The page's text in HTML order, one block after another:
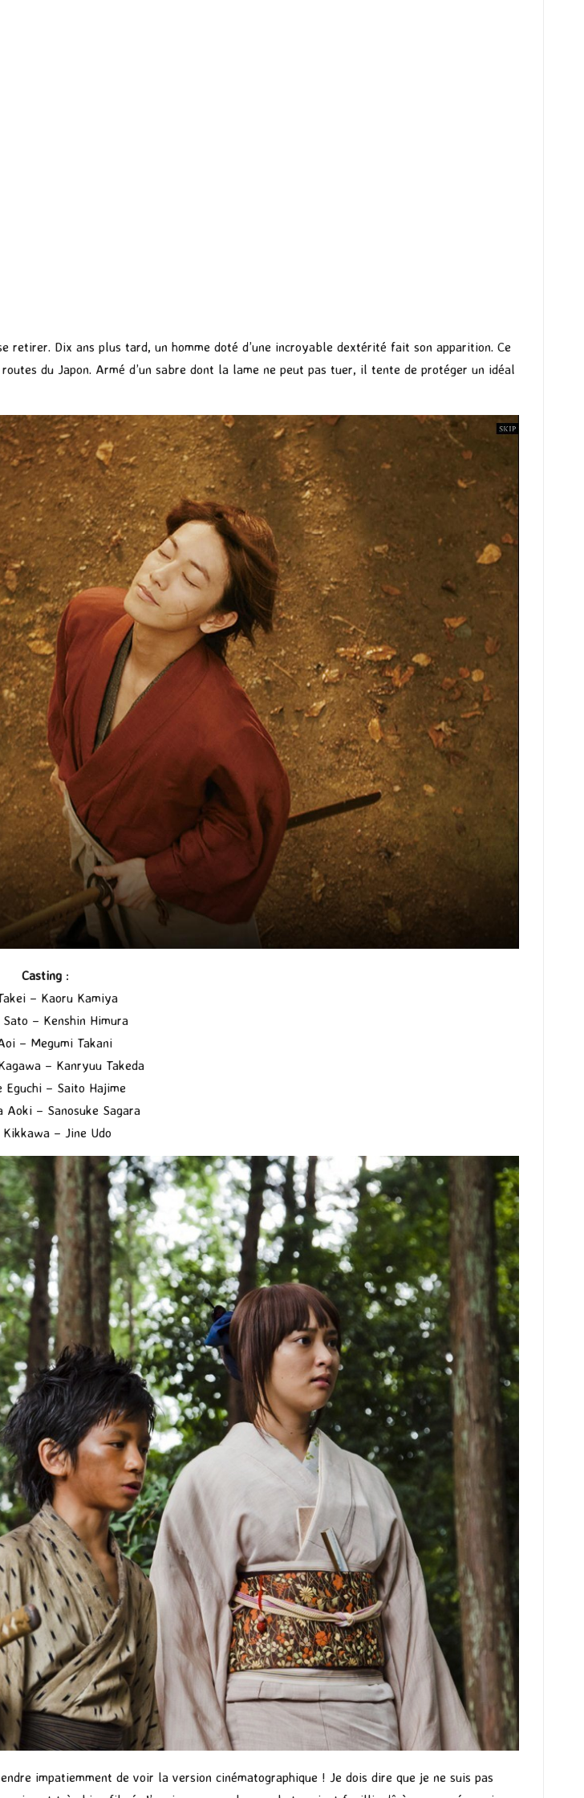
retirer. Dix ans plus tard, un homme doté d’une incroyable dextérité fait son apparition. Ce
du Japon. Armé d’un sabre dont la lame ne peut pas tuer, il tente de protéger un idéal
Casting:
– Kaoru Kamiya
Sato – Kenshin Himura
– Megumi Takani
– Kanryuu Takeda
Eguchi – Saito Hajime
Aoki – Sanosuke Sagara
– Jine Udo
impatiemment de voir la version cinématographique ! Je dois dire que je ne suis pas